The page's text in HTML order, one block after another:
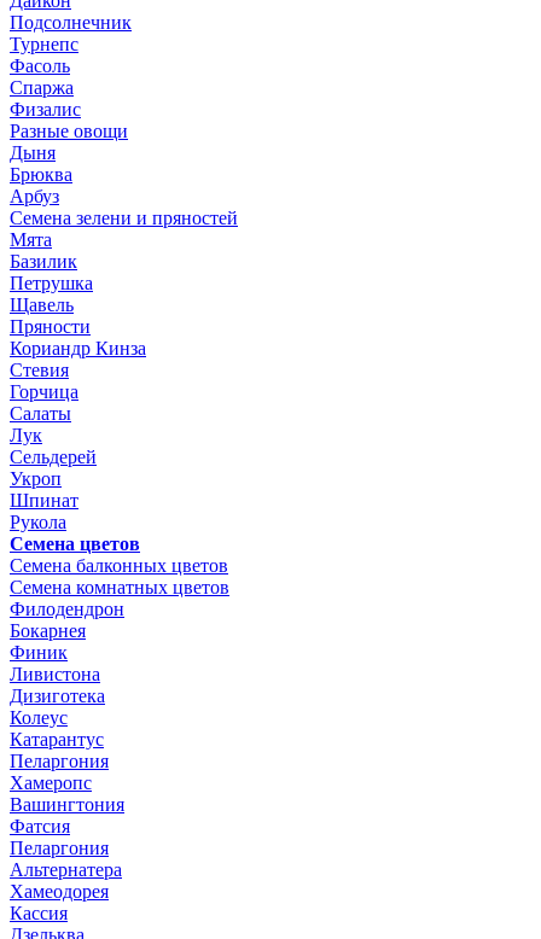
Подсолнечник
Турнепс
Фасоль
Спаржа
Физалис
Разные овощи
Дыня
Брюква
Арбуз
Семена зелени и пряностей
Мята
Базилик
Петрушка
Щавель
Пряности
Кориандр Кинза
Стевия
Горчица
Салаты
Лук
Сельдерей
Укроп
Шпинат
Рукола
Семена цветов
Семена балконных цветов
Семена комнатных цветов
Филодендрон
Бокарнея
Финик
Ливистона
Дизиготека
Колеус
Катарантус
Пеларгония
Хамеропс
Вашингтония
Фатсия
Пеларгония
Альтернатера
Хамеодорея
Кассия
Дзельква